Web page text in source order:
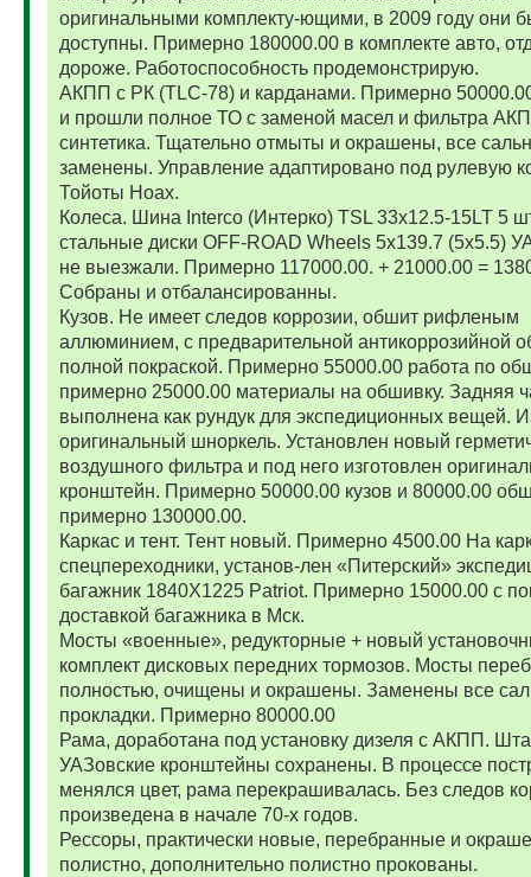
оригинальными комплекту-ющими, в 2009 году они
доступны. Примерно 180000.00 в комплекте авто,
дороже. Работоспособность продемонстрирую.
АКПП с РК (TLC-78) и карданами. Примерно
и прошли полное ТО с заменой масел и фильтра
синтетика. Тщательно отмыты и окрашены, все
заменены. Управление адаптировано под рулевую
Тойоты Ноах.
Колеса. Шина Interco (Интерко) TSL 33x12.5-15LT 5
стальные диски OFF-ROAD Wheels 5x139.7 (5x5.5)
не выезжали. Примерно 117000.00. + 21000.00 =
Собраны и отбалансированны.
Кузов. Не имеет следов коррозии, обшит рифленым
аллюминием, с предварительной антикоррозийной
полной покраской. Примерно 55000.00 работа по
примерно 25000.00 материалы на обшивку. Задняя
выполнена как рундук для экспедиционных вещей.
оригинальный шноркель. Установлен новый
воздушного фильтра и под него изготовлен
кронштейн. Примерно 50000.00 кузов и 80000.00
примерно 130000.00.
Каркас и тент. Тент новый. Примерно 4500.00 На
спецпереходники, установ-лен «Питерский»
багажник 1840Х1225 Patriot. Примерно 15000.00 с
доставкой багажника в Мск.
Мосты «военные», редукторные + новый
комплект дисковых передних тормозов. Мосты
полностью, очищены и окрашены. Заменены все
прокладки. Примерно 80000.00
Рама, доработана под установку дизеля с АКПП.
УАЗовские кронштейны сохранены. В процессе
менялся цвет, рама перекрашивалась. Без следов
произведена в начале 70-х годов.
Рессоры, практически новые, перебранные и
полистно, дополнительно полистно прокованы.